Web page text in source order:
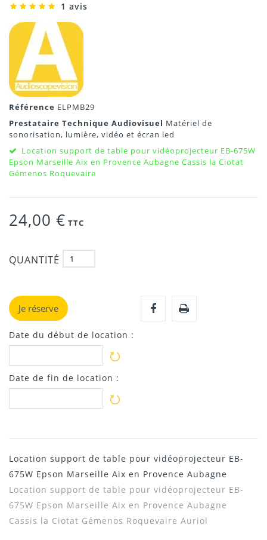
1 avis
Référence ELPMB29
Prestataire Technique Audiovisuel Matériel de
sonorisation, lumière, vidéo et écran led
Location support de table pour vidéoprojecteur EB-675W
Epson Marseille Aix en Provence Aubagne Cassis la Ciotat
Gémenos Roquevaire
24,00 € TTC
QUANTITÉ
Je réserve
Date du début de location :
Date de fin de location :
Location support de table pour vidéoprojecteur EB-
675W Epson Marseille Aix en Provence Aubagne
Location support de table pour vidéoprojecteur EB-
675W Epson Marseille Aix en Provence Aubagne
Cassis la Ciotat Gémenos Roquevaire Auriol